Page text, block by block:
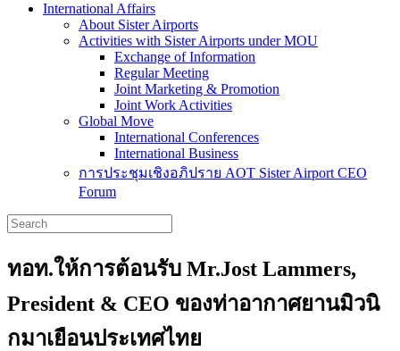
International Affairs
About Sister Airports
Activities with Sister Airports under MOU
Exchange of Information
Regular Meeting
Joint Marketing & Promotion
Joint Work Activities
Global Move
International Conferences
International Business
การประชุมเชิงอภิปราย AOT Sister Airport CEO
Forum
ทอท.ให้การต้อนรับ Mr.Jost Lammers,
President & CEO ของท่าอากาศยานมิวนิ
กมาเยือนประเทศไทย